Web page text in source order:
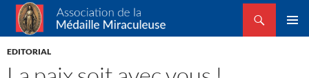
Association de la Médaille Miraculeuse
Recherche
ALLER
EDITORIAL